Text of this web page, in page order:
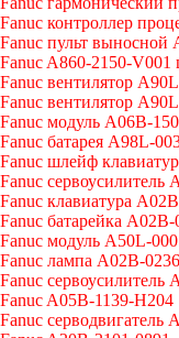
Fanuc контроллер
Fanuc пульт выносной
Fanuc A860-2150-V001
Fanuc вентилятор
Fanuc вентилятор
Fanuc модуль A06B-
Fanuc батарея A98L-
Fanuc шлейф
Fanuc сервоусилитель
Fanuc клавиатура
Fanuc батарейка
Fanuc модуль A50L-
Fanuc лампа A02B-
Fanuc сервоусилитель
Fanuc A05B-1139-H204
Fanuc серводвигатель